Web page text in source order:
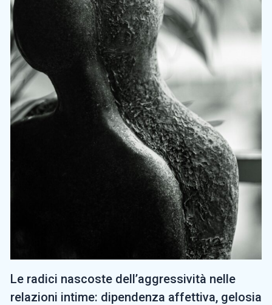
Le radici nascoste dell’aggressività nelle
relazioni intime: dipendenza affettiva, gelosia